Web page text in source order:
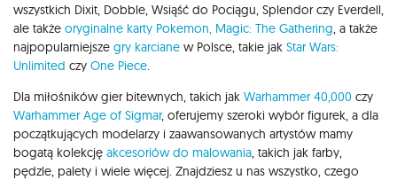
wszystkich Dixit, Dobble, Wsiąść do Pociągu, Splendor czy Everdell,
ale także oryginalne karty Pokemon, Magic: The Gathering, a także
najpopularniejsze gry karciane w Polsce, takie jak Star Wars:
Unlimited czy One Piece.
Dla miłośników gier bitewnych, takich jak Warhammer 40,000 czy
Warhammer Age of Sigmar, oferujemy szeroki wybór figurek, a dla
początkujących modelarzy i zaawansowanych artystów mamy
bogatą kolekcję akcesoriów do malowania, takich jak farby,
pędzle, palety i wiele więcej. Znajdziesz u nas wszystko, czego